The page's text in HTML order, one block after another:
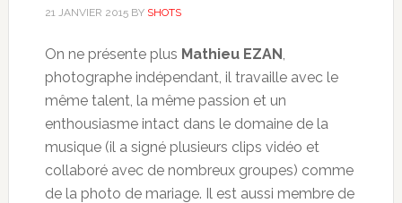
21 JANVIER 2015BY SHOTS
On ne présente plus Mathieu EZAN
photographe indépendant, il travaille avec le
même talent, la même passion et un
enthousiasme intact dans le domaine de la
musique (il a signé plusieurs clips vidéo et
collaboré avec de nombreux groupes) comme
de la photo de mariage. Il est aussi membre de